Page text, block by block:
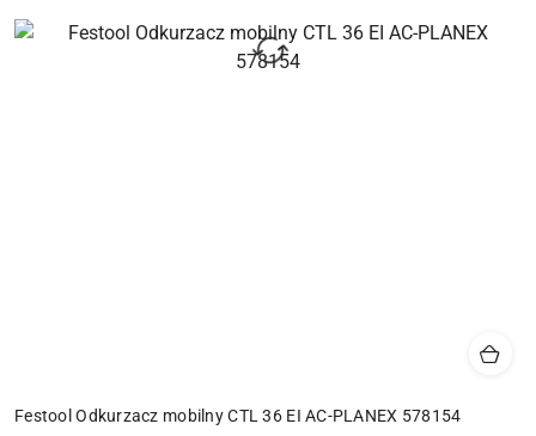
Festool Odkurzacz mobilny CTL 36 EI AC-PLANEX 578154